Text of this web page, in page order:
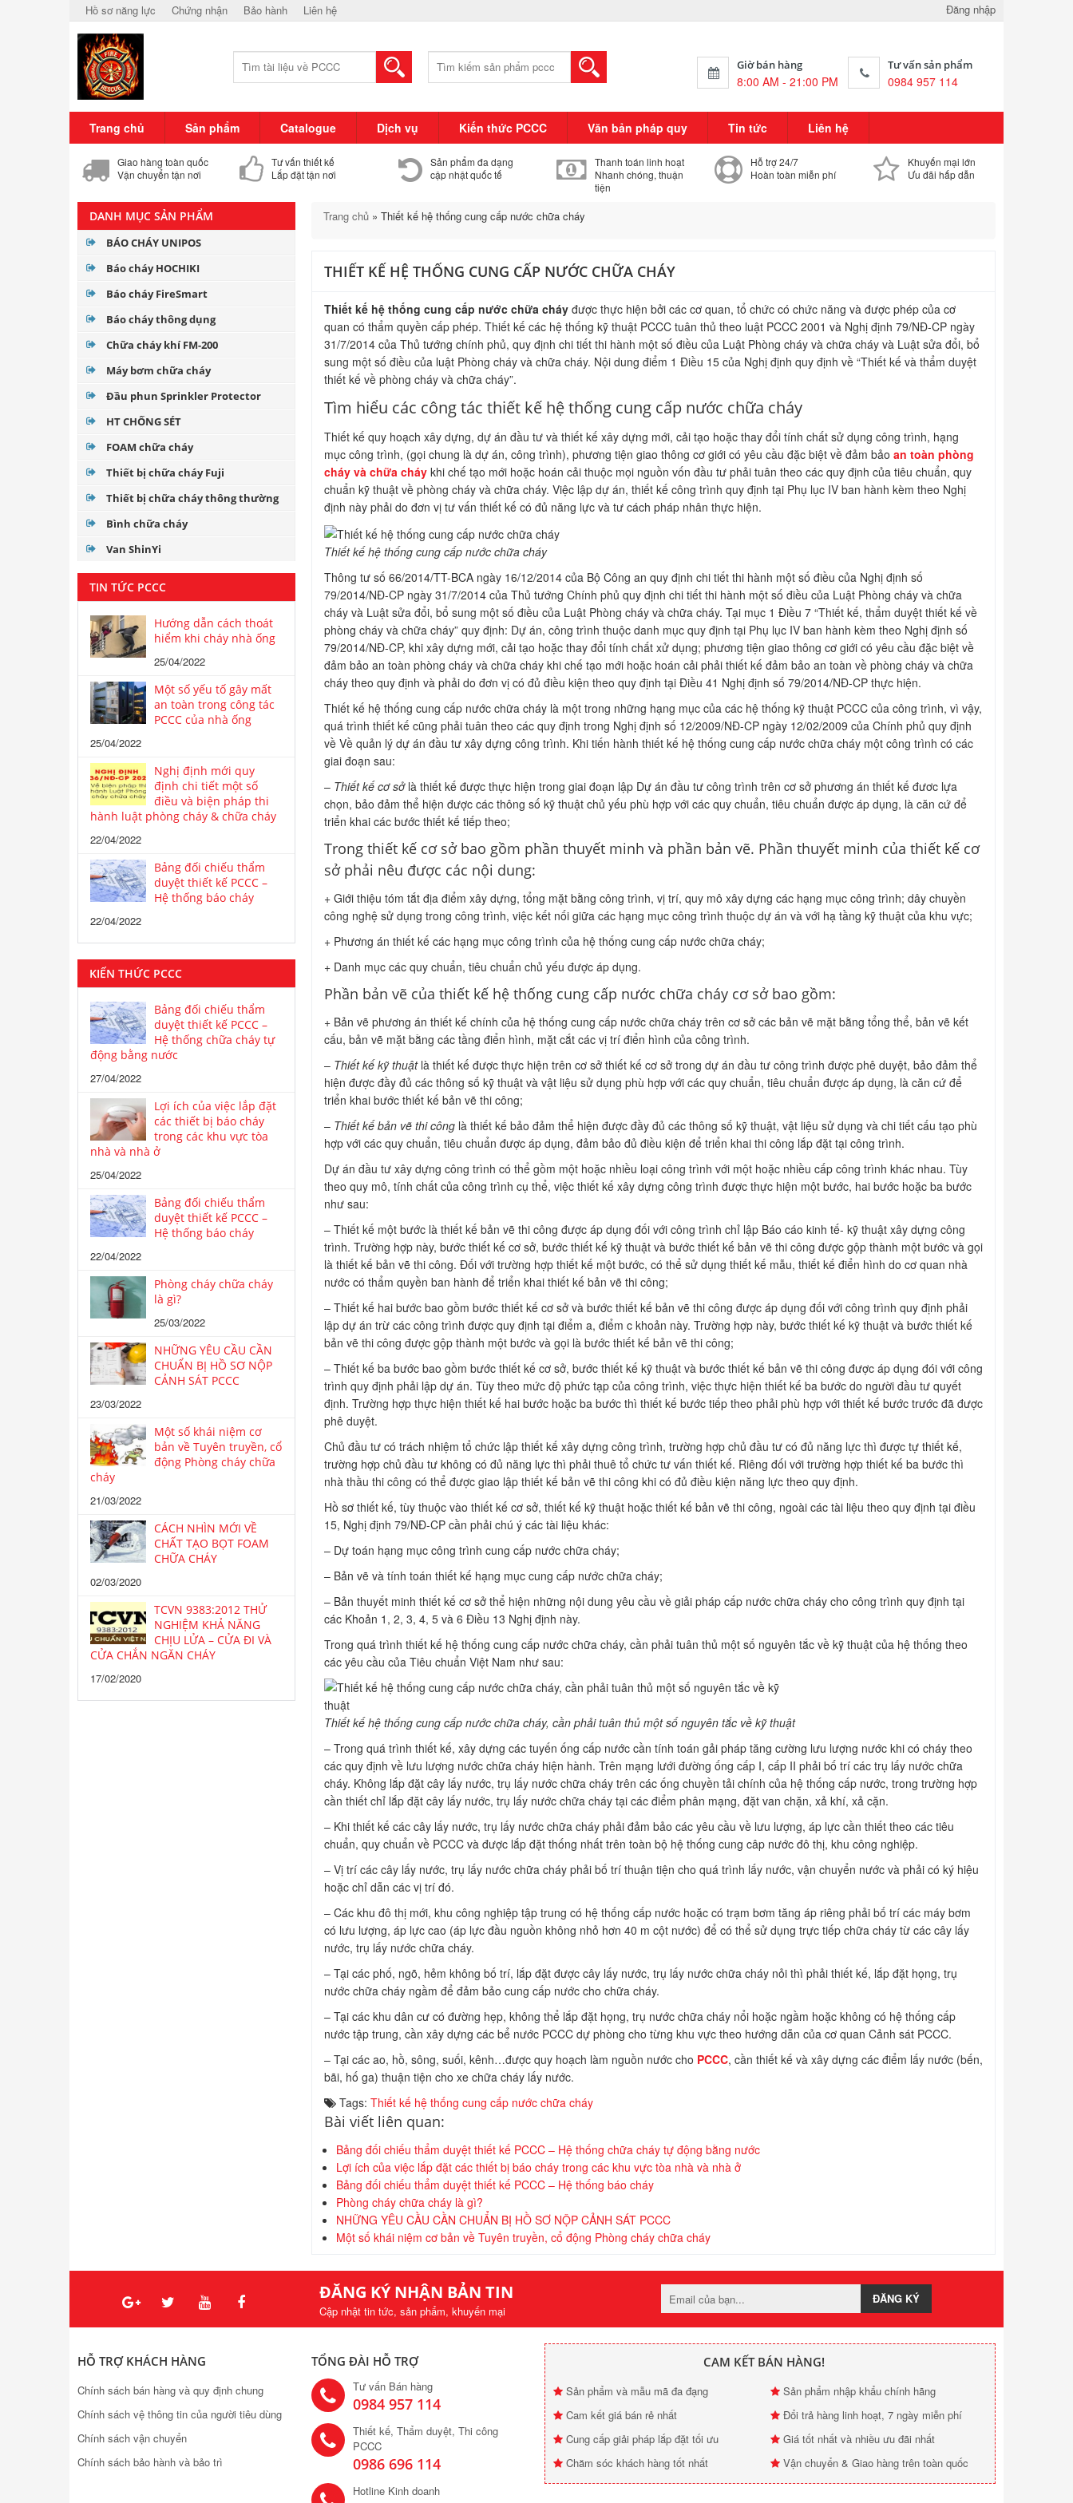
Hồ sơ năng lực Chứng nhận Bảo hành Liên hệ Đăng nhập
kiếm:
Giờ bán hàng
8:00 AM - 21:00 PM
Tư vấn sản phẩm
0984 957 114
Trang chủ Sản phẩm Catalogue Dịch vụ Kiến thức PCCC Văn bản pháp quy Tin tức Liên hệ
Giao hàng toàn quốc
Vận chuyển tận nơi
Tư vấn thiết kế
Lắp đặt tận nơi
Sản phẩm đa dạng
cập nhật quốc tế
Thanh toán linh hoạt
Nhanh chóng, thuận
tiện
Hỗ trợ 24/7
Hoàn toàn miễn phí
Khuyến mại lớn
Ưu đãi hấp dẫn
DANH MỤC SẢN PHẨM
BÁO CHÁY UNIPOS
Báo cháy HOCHIKI
Báo cháy FireSmart
Báo cháy thông dụng
Chữa cháy khí FM-200
Máy bơm chữa cháy
Đầu phun Sprinkler Protector
HT CHỐNG SÉT
FOAM chữa cháy
Thiết bị chữa cháy Fuji
Thiết bị chữa cháy thông thường
Bình chữa cháy
Van ShinYi
TIN TỨC PCCC
Hướng dẫn cách thoát
hiểm khi cháy nhà ống
25/04/2022
Một số yếu tố gây mất
an toàn trong công tác
PCCC của nhà ống
25/04/2022
Nghị định mới quy
định chi tiết một số
điều và biện pháp thi
hành luật phòng cháy & chữa cháy
22/04/2022
Bảng đối chiếu thẩm
duyệt thiết kế PCCC –
Hệ thống báo cháy
22/04/2022
KIẾN THỨC PCCC
Bảng đối chiếu thẩm
duyệt thiết kế PCCC –
Hệ thống chữa cháy tự
động bằng nước
27/04/2022
Lợi ích của việc lắp đặt
các thiết bị báo cháy
trong các khu vực tòa
nhà và nhà ở
25/04/2022
Bảng đối chiếu thẩm
duyệt thiết kế PCCC –
Hệ thống báo cháy
22/04/2022
Phòng cháy chữa cháy
là gì?
25/03/2022
NHỮNG YÊU CẦU CẦN
CHUẨN BỊ HỒ SƠ NỘP
CẢNH SÁT PCCC
23/03/2022
Một số khái niệm cơ
bản về Tuyên truyền, cổ
động Phòng cháy chữa
cháy
21/03/2022
CÁCH NHÌN MỚI VỀ
CHẤT TẠO BỌT FOAM
CHỮA CHÁY
02/03/2020
TCVN 9383:2012 THỬ
NGHIỆM KHẢ NĂNG
CHỊU LỬA – CỬA ĐI VÀ
CỬA CHẮN NGĂN CHÁY
17/02/2020
Trang chủ» Thiết kế hệ thống cung cấp nước chữa cháy
THIẾT KẾ HỆ THỐNG CUNG CẤP NƯỚC CHỮA CHÁY
Thiết kế hệ thống cung cấp nước chữa cháyđược thực hiện bởi các cơ quan, tổ chức có chức năng và được phép của cơ
quan có thẩm quyền cấp phép. Thiết kế các hệ thống kỹ thuật PCCC tuân thủ theo luật PCCC 2001 và Nghị định 79/NĐ-CP ngày
31/7/2014 của Thủ tướng chính phủ, quy định chi tiết thi hành một số điều của Luật Phòng cháy và chữa cháy và Luật sửa đổi, bổ
sung một số điều của luật Phòng cháy và chữa cháy. Nội dung điểm 1 Điều 15 của Nghị định quy định về “Thiết kế và thẩm duyệt
thiết kế về phòng cháy và chữa cháy”.
Tìm hiểu các công tác thiết kế hệ thống cung cấp nước chữa cháy
Thiết kế quy hoạch xây dựng, dự án đầu tư và thiết kế xây dựng mới, cải tạo hoặc thay đổi tính chất sử dụng công trình, hạng
mục công trình, (gọi chung là dự án, công trình), phương tiện giao thông cơ giới có yêu cầu đặc biệt về đảm bảo an toàn phòng
cháy và chữa cháykhi chế tạo mới hoặc hoán cải thuộc mọi nguồn vốn đầu tư phải tuân theo các quy định của tiêu chuẩn, quy
chuẩn kỹ thuật về phòng cháy và chữa cháy. Việc lập dự án, thiết kế công trình quy định tại Phụ lục IV ban hành kèm theo Nghị
định này phải do đơn vị tư vấn thiết kế có đủ năng lực và tư cách pháp nhân thực hiện.
Thiết kế hệ thống cung cấp nước chữa cháy
Thông tư số 66/2014/TT-BCA ngày 16/12/2014 của Bộ Công an quy định chi tiết thi hành một số điều của Nghị định số
79/2014/NĐ-CP ngày 31/7/2014 của Thủ tướng Chính phủ quy định chi tiết thi hành một số điều của Luật Phòng cháy và chữa
cháy và Luật sửa đổi, bổ sung một số điều của Luật Phòng cháy và chữa cháy. Tại mục 1 Điều 7 “Thiết kế, thẩm duyệt thiết kế về
phòng cháy và chữa cháy” quy định: Dự án, công trình thuộc danh mục quy định tại Phụ lục IV ban hành kèm theo Nghị định số
79/2014/NĐ-CP, khi xây dựng mới, cải tạo hoặc thay đổi tính chất xử dụng; phương tiện giao thông cơ giới có yêu cầu đặc biệt về
đảm bảo an toàn phòng cháy và chữa cháy khi chế tạo mới hoặc hoán cải phải thiết kế đảm bảo an toàn về phòng cháy và chữa
cháy theo quy định và phải do đơn vị có đủ điều kiện theo quy định tại Điều 41 Nghị định số 79/2014/NĐ-CP thực hiện.
Thiết kế hệ thống cung cấp nước chữa cháy là một trong những hạng mục của các hệ thống kỹ thuật PCCC của công trình, vì vậy,
quá trình thiết kế cũng phải tuân theo các quy định trong Nghị định số 12/2009/NĐ-CP ngày 12/02/2009 của Chính phủ quy định
về Về quản lý dự án đầu tư xây dựng công trình. Khi tiến hành thiết kế hệ thống cung cấp nước chữa cháy một công trình có các
giai đoạn sau:
– Thiết kế cơ sởlà thiết kế được thực hiện trong giai đoạn lập Dự án đầu tư công trình trên cơ sở phương án thiết kế đươc lựa
chọn, bảo đảm thể hiện được các thông số kỹ thuật chủ yếu phù hợp với các quy chuẩn, tiêu chuẩn được áp dụng, là căn cứ để
triển khai các bước thiết kế tiếp theo;
Trong thiết kế cơ sở bao gồm phần thuyết minh và phần bản vẽ. Phần thuyết minh của thiết kế cơ
sở phải nêu được các nội dung:
+ Giới thiệu tóm tắt địa điểm xây dựng, tổng mặt bằng công trình, vị trí, quy mô xây dựng các hạng mục công trình; dây chuyền
công nghệ sử dụng trong công trình, việc kết nối giữa các hạng mục công trình thuộc dự án và với hạ tầng kỹ thuật của khu vực;
+ Phương án thiết kế các hạng mục công trình của hệ thống cung cấp nước chữa cháy;
+ Danh mục các quy chuẩn, tiêu chuẩn chủ yếu được áp dụng.
Phần bản vẽ của thiết kế hệ thống cung cấp nước chữa cháy cơ sở bao gồm:
+ Bản vẽ phương án thiết kế chính của hệ thống cung cấp nước chữa cháy trên cơ sở các bản vẽ mặt bằng tổng thể, bản vẽ kết
cấu, bản vẽ mặt bằng các tầng điển hình, mặt cắt các vị trí điển hình của công trình.
– Thiết kế kỹ thuậtlà thiết kế được thực hiện trên cơ sở thiết kế cơ sở trong dự án đầu tư công trình được phê duyệt, bảo đảm thể
hiện được đầy đủ các thông số kỹ thuật và vật liệu sử dụng phù hợp với các quy chuẩn, tiêu chuẩn được áp dụng, là căn cứ để
triển khai bước thiết kế bản vẽ thi công;
– Thiết kế bản vẽ thi công là thiết kế bảo đảm thể hiện được đầy đủ các thông số kỹ thuật, vật liệu sử dụng và chi tiết cấu tạo phù
hợp với các quy chuẩn, tiêu chuẩn được áp dụng, đảm bảo đủ điều kiện để triển khai thi công lắp đặt tại công trình.
Dự án đầu tư xây dựng công trình có thể gồm một hoặc nhiều loại công trình với một hoặc nhiều cấp công trình khác nhau. Tùy
theo quy mô, tính chất của công trình cụ thể, việc thiết kế xây dựng công trình được thực hiện một bước, hai bước hoặc ba bước
như sau:
– Thiết kế một bước là thiết kế bản vẽ thi công được áp dụng đối với công trình chỉ lập Báo cáo kinh tế- kỹ thuật xây dựng công
trình. Trường hợp này, bước thiết kế cơ sở, bước thiết kế kỹ thuật và bước thiết kế bản vẽ thi công được gộp thành một bước và gọi
là thiết kế bản vẽ thi công. Đối với trường hợp thiết kế một bước, có thể sử dụng thiết kế mẫu, thiết kế điển hình do cơ quan nhà
nước có thẩm quyền ban hành để triển khai thiết kế bản vẽ thi công;
– Thiết kế hai bước bao gồm bước thiết kế cơ sở và bước thiết kế bản vẽ thi công được áp dụng đối với công trình quy định phải
lập dự án trừ các công trình được quy định tại điểm a, điểm c khoản này. Trường hợp này, bước thiết kế kỹ thuật và bước thiết kế
bản vẽ thi công được gộp thành một bước và gọi là bước thiết kế bản vẽ thi công;
– Thiết kế ba bước bao gồm bước thiết kế cơ sở, bước thiết kế kỹ thuật và bước thiết kế bản vẽ thi công được áp dụng đói với công
trình quy định phải lập dự án. Tùy theo mức độ phức tạp của công trình, việc thực hiện thiết kế ba bước do người đầu tư quyết
định. Trường hợp thực hiện thiết kế hai bước hoặc ba bước thì thiết kế bước tiếp theo phải phù hợp với thiết kế bước trước đã được
phê duyệt.
Chủ đầu tư có trách nhiệm tổ chức lập thiết kế xây dựng công trình, trường hợp chủ đầu tư có đủ năng lực thì được tự thiết kế,
trường hợp chủ đầu tư không có đủ năng lực thì phải thuê tổ chức tư vấn thiết kế. Riêng đối với trường hợp thiết kế ba bước thì
nhà thầu thi công có thể được giao lập thiết kế bản vẽ thi công khi có đủ điều kiện năng lực theo quy định.
Hồ sơ thiết kế, tùy thuộc vào thiết kế cơ sở, thiết kế kỹ thuật hoặc thiết kế bản vẽ thi công, ngoài các tài liệu theo quy định tại điều
15, Nghị định 79/NĐ-CP cần phải chú ý các tài liệu khác:
– Dự toán hạng mục công trình cung cấp nước chữa cháy;
– Bản vẽ và tính toán thiết kế hạng mục cung cấp nước chữa cháy;
– Bản thuyết minh thiết kế cơ sở thể hiện những nội dung yêu cầu về giải pháp cấp nước chữa cháy cho công trình quy định tại
các Khoản 1, 2, 3, 4, 5 và 6 Điều 13 Nghị định này.
Trong quá trình thiết kế hệ thống cung cấp nước chữa cháy, cần phải tuân thủ một số nguyên tắc về kỹ thuật của hệ thống theo
các yêu cầu của Tiêu chuẩn Việt Nam như sau:
Thiết kế hệ thống cung cấp nước chữa cháy, cần phải tuân thủ một số nguyên tắc về kỹ thuật
– Trong quá trình thiết kế, xây dựng các tuyến ống cấp nước cần tính toán gải pháp tăng cường lưu lượng nước khi có cháy theo
các quy định về lưu lượng nước chữa cháy hiện hành. Trên mạng lưới đường ống cấp I, cấp II phải bố trí các trụ lấy nước chữa
cháy. Không lắp đặt cây lấy nước, trụ lấy nước chữa cháy trên các ống chuyền tải chính của hệ thống cấp nước, trong trường hợp
cần thiết chỉ lắp đặt cây lấy nước, trụ lấy nước chữa cháy tại các điểm phân mạng, đặt van chặn, xả khí, xả cặn.
– Khi thiết kế các cây lấy nước, trụ lấy nước chữa cháy phải đảm bảo các yêu cầu về lưu lượng, áp lực cần thiết theo các tiêu
chuẩn, quy chuẩn về PCCC và được lắp đặt thống nhất trên toàn bộ hệ thống cung câp nước đô thị, khu công nghiệp.
– Vị trí các cây lấy nước, trụ lấy nước chữa cháy phải bố trí thuận tiện cho quá trình lấy nước, vận chuyển nước và phải có ký hiệu
hoặc chỉ dẫn các vị trí đó.
– Các khu đô thị mới, khu công nghiệp tập trung có hệ thống cấp nước hoặc có trạm bơm tăng áp riêng phải bố trí các máy bơm
có lưu lượng, áp lực cao (áp lực đầu nguồn không nhỏ hơn 40 m cột nước) để có thể sử dụng trực tiếp chữa cháy từ các cây lấy
nước, trụ lấy nước chữa cháy.
– Tại các phố, ngõ, hẻm không bố trí, lắp đặt được cây lấy nước, trụ lấy nước chữa cháy nỏi thì phải thiết kế, lắp đặt họng, trụ
nước chữa cháy ngầm để đảm bảo cung cấp nước cho chữa cháy.
– Tại các khu dân cư có đường hẹp, không thể lắp đặt họng, trụ nước chữa cháy nổi hoặc ngầm hoặc không có hệ thống cấp
nước tập trung, cần xây dựng các bể nước PCCC dự phòng cho từng khu vực theo hướng dẫn của cơ quan Cảnh sát PCCC.
– Tại các ao, hồ, sông, suối, kênh…được quy hoạch làm nguồn nước cho PCCC, cần thiết kế và xây dựng các điểm lấy nước (bến,
bãi, hố ga) thuận tiện cho xe chữa cháy lấy nước.
Tags: Thiết kế hệ thống cung cấp nước chữa cháy
Bài viết liên quan:
Bảng đối chiếu thẩm duyệt thiết kế PCCC – Hệ thống chữa cháy tự động bằng nước
Lợi ích của việc lắp đặt các thiết bị báo cháy trong các khu vực tòa nhà và nhà ở
Bảng đối chiếu thẩm duyệt thiết kế PCCC – Hệ thống báo cháy
Phòng cháy chữa cháy là gì?
NHỮNG YÊU CẦU CẦN CHUẨN BỊ HỒ SƠ NỘP CẢNH SÁT PCCC
Một số khái niệm cơ bản về Tuyên truyền, cổ động Phòng cháy chữa cháy
ĐĂNG KÝ NHẬN BẢN TIN
Cập nhật tin tức, sản phẩm, khuyến mại
ĐĂNG KÝ
HỖ TRỢ KHÁCH HÀNG
Chính sách bán hàng và quy định chung
Chính sách vệ thông tin của người tiêu dùng
Chính sách vận chuyển
Chính sách bảo hành và bảo trì
TỔNG ĐÀI HỖ TRỢ
Tư vấn Bán hàng
0984 957 114
Thiết kế, Thẩm duyệt, Thi công
PCCC
0986 696 114
Hotline Kinh doanh
CAM KẾT BÁN HÀNG!
Sản phẩm và mẫu mã đa đạng
Sản phẩm nhập khẩu chính hãng
Cam kết giá bán rẻ nhất
Đổi trả hàng linh hoạt, 7 ngày miễn phí
Cung cấp giải pháp lắp đặt tối ưu
Giá tốt nhất và nhiều ưu đãi nhất
Chăm sóc khách hàng tốt nhất
Vận chuyển & Giao hàng trên toàn quốc